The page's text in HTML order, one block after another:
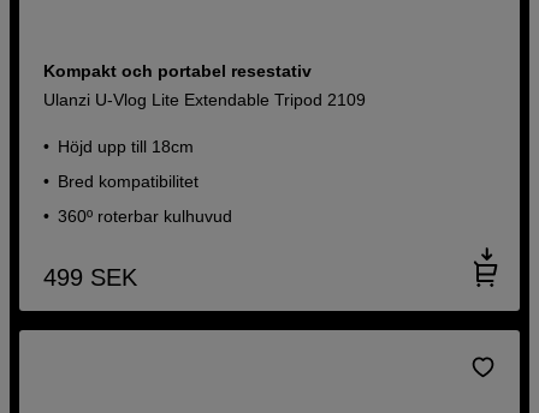
Kompakt och portabel resestativ
Ulanzi U-Vlog Lite Extendable Tripod 2109
Höjd upp till 18cm
Bred kompatibilitet
360º roterbar kulhuvud
499 SEK